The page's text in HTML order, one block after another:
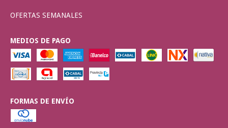
OFERTAS SEMANALES
MEDIOS DE PAGO
FORMAS DE ENVÍO